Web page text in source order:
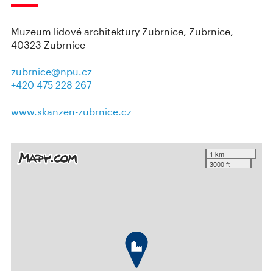
Muzeum lidové architektury Zubrnice, Zubrnice,
40323 Zubrnice
zubrnice@npu.cz
+420 475 228 267
www.skanzen-zubrnice.cz
1 km
3000 ft